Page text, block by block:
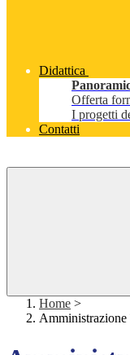
Didattica
Offerta
I progetti
Contatti
Home >
Amministrazione